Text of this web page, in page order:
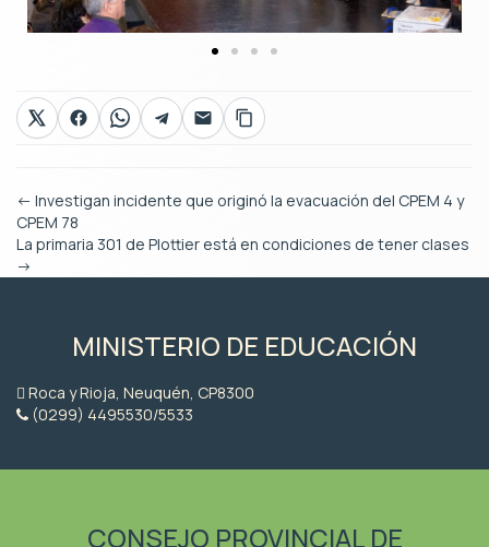
← Investigan incidente que originó la evacuación del CPEM 4 y
CPEM 78
La primaria 301 de Plottier está en condiciones de tener clases
→
MINISTERIO DE EDUCACIÓN
Roca y Rioja, Neuquén, CP8300
(0299) 4495530/5533
CONSEJO PROVINCIAL DE